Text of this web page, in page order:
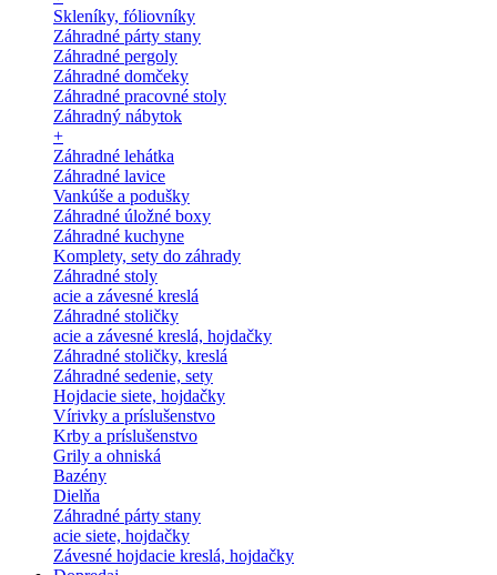
Skleníky, fóliovníky
Záhradné párty stany
Záhradné pergoly
Záhradné domčeky
Záhradné pracovné stoly
Záhradný nábytok
+
Záhradné lehátka
Záhradné lavice
Vankúše a podušky
Záhradné úložné boxy
Záhradné kuchyne
Komplety, sety do záhrady
Záhradné stoly
acie a závesné kreslá
Záhradné stoličky
acie a závesné kreslá, hojdačky
Záhradné stoličky, kreslá
Záhradné sedenie, sety
Hojdacie siete, hojdačky
Vírivky a príslušenstvo
Krby a príslušenstvo
Grily a ohniská
Bazény
Dielňa
Záhradné párty stany
acie siete, hojdačky
Závesné hojdacie kreslá, hojdačky